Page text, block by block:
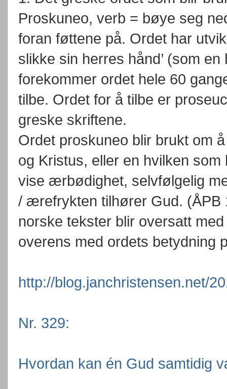
Proskuneo, verb = bøye seg
foran føttene på. Ordet har
slikke sin herres hånd’ (som
forekommer ordet hele 60
tilbe. Ordet for å tilbe er
greske skriftene.
Ordet proskuneo blir brukt om
og Kristus, eller en hvilken
vise ærbødighet, selvfølgelig
/ ærefrykten tilhører Gud. (ÅPB
norske tekster blir oversatt
overens med ordets betydning
http://blog.janchristensen.net/
Nr. 329:
Hvordan kan én Gud samtidig